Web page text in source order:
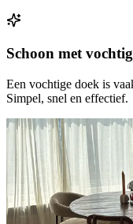
Schoon met
Een vochtige doek is
Simpel, snel en effectief.